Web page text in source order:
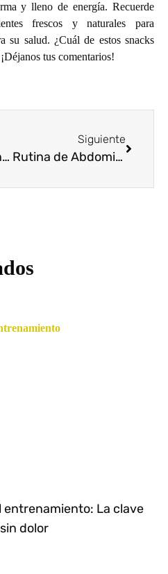
y lleno de energía. Recuerde
frescos y naturales para
su salud. ¿Cuál de estos snacks
tus comentarios!
Nutrición Post-Entrenamiento: Las Mejores Opciones para la Recuperación Muscular
Siguiente
Rutina de Abdominales para Septiembre: ¡Consigue Tu Six Pack!
entrenamiento: La clave
dolor